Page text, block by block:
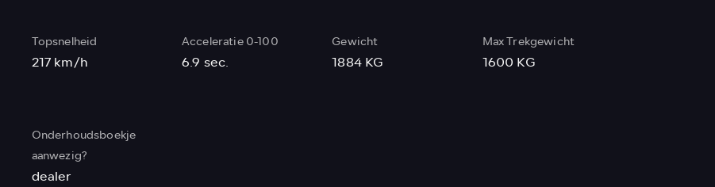
Topsnelheid
217 km/h
Acceleratie 0-100
6.9 sec.
Gewicht
1884 KG
Max Trekgewicht
1600 KG
Onderhoudsboekje
aanwezig?
dealer